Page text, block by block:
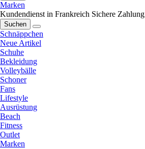
Marken
Kundendienst in Frankreich Sichere Zahlung
Suchen
Schnäppchen
Neue Artikel
Schuhe
Bekleidung
Volleybälle
Schoner
Fans
Lifestyle
Ausrüstung
Beach
Fitness
Outlet
Marken